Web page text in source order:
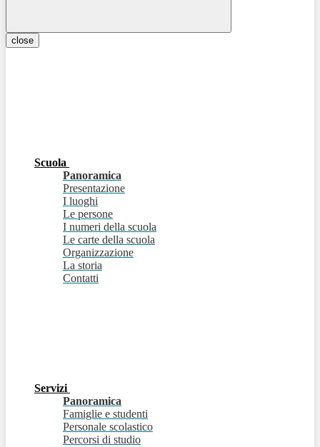
close
Scuola
Panoramica
Presentazione
I luoghi
Le persone
I numeri della scuola
Le carte della scuola
Organizzazione
La storia
Contatti
Servizi
Panoramica
Famiglie e studenti
Personale scolastico
Percorsi di studio